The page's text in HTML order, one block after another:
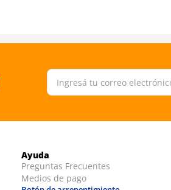
Ayuda
Preguntas Frecuentes
Medios de pago